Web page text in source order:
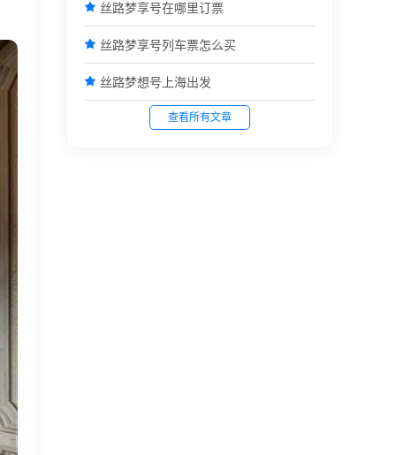
 丝路梦享号在哪里订票
 丝路梦享号列车票怎么买
 丝路梦想号上海出发
查看所有文章